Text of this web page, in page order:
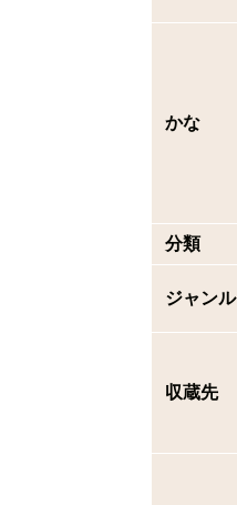
かな
分類
ジャンル
収蔵先